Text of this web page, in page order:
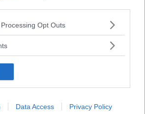
website/app uses one or more Google
or usage behaviour. You may click to
specified purposes in below Google
Opt Outs
Data Access Privacy Policy
blev kort och gott: ”Det räcker om
tillräckligt lång sträcka för att
temperatur uppnås.” Hur lång
på omgivande temperatur. Och en
då” är inte heller glasklar.
ingen temperaturgivare för motorn så